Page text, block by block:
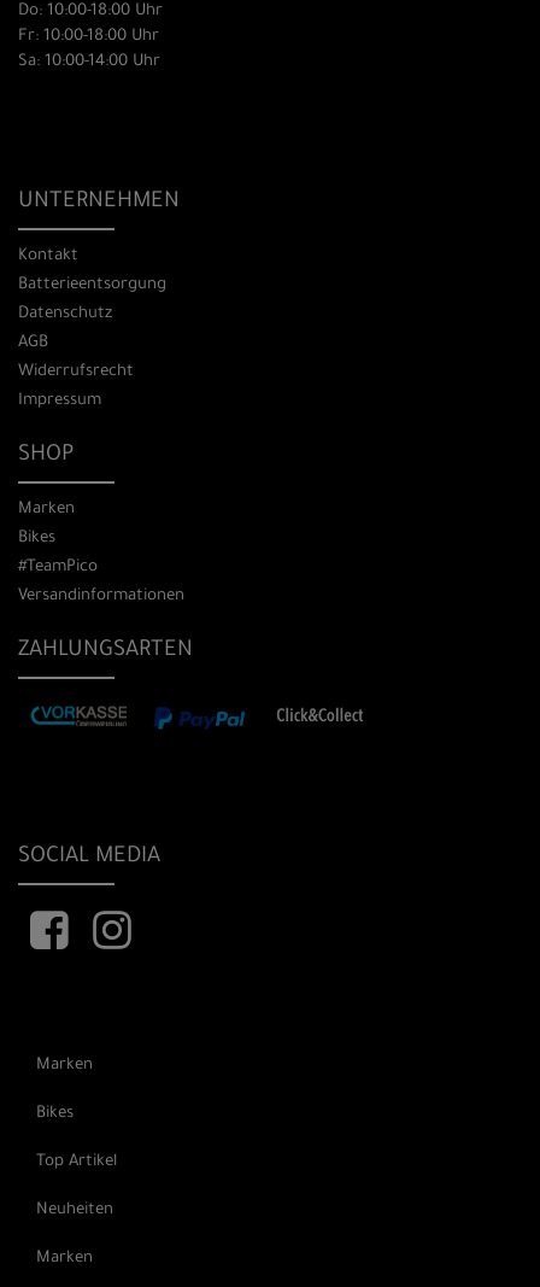
Do: 10:00-18:00 Uhr
Fr: 10:00-18:00 Uhr
Sa: 10:00-14:00 Uhr
UNTERNEHMEN
Kontakt
Batterieentsorgung
Datenschutz
AGB
Widerrufsrecht
Impressum
SHOP
Marken
Bikes
#TeamPico
Versandinformationen
ZAHLUNGSARTEN
SOCIAL MEDIA
Marken
Bikes
Top Artikel
Neuheiten
Marken